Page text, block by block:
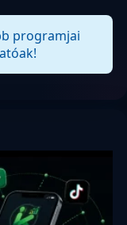
programjai